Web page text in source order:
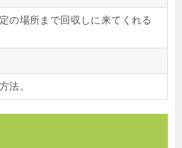
の場所まで回収しに来てくれる
法。